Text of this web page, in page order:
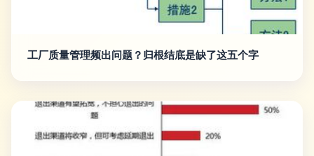
工厂质量管理频出问题？归根结底是缺了这五个字